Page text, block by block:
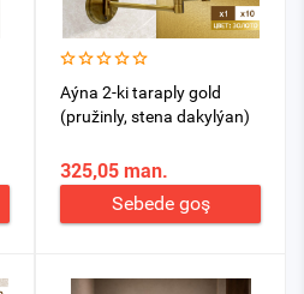
Aýna 2-ki taraply gold
(pružinly, stena dakylýan)
325,05 man.
Sebede goş